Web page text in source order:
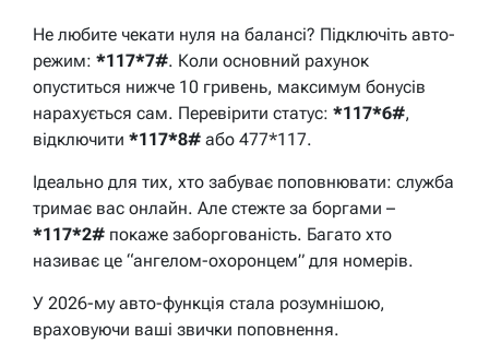
Не любите чекати нуля на балансі? Підключіть авто-
режим: *117*7#. Коли основний рахунок
опуститься нижче 10 гривень, максимум бонусів
нарахується сам. Перевірити статус: *117*6#,
відключити *117*8# або 477*117.
Ідеально для тих, хто забуває поповнювати: служба
тримає вас онлайн. Але стежте за боргами –
*117*2# покаже заборгованість. Багато хто
називає це “ангелом-охоронцем” для номерів.
У 2026-му авто-функція стала розумнішою,
враховуючи ваші звички поповнення.